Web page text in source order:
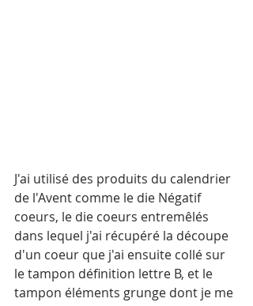
J'ai utilisé des produits du calendrier
de l'Avent comme le die Négatif
coeurs, le die coeurs entremêlés
dans lequel j'ai récupéré la découpe
d'un coeur que j'ai ensuite collé sur
le tampon définition lettre B, et le
tampon éléments grunge dont je me